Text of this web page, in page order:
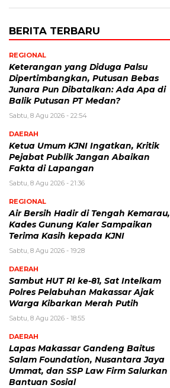
BERITA TERBARU
REGIONAL
Keterangan yang Diduga Palsu
Dipertimbangkan, Putusan Bebas
Junara Pun Dibatalkan: Ada Apa di
Balik Putusan PT Medan?
Sabtu, 8 Agu 2026 - 22:54
DAERAH
Ketua Umum KJNI Ingatkan, Kritik
Pejabat Publik Jangan Abaikan
Fakta di Lapangan
Sabtu, 8 Agu 2026 - 21:36
REGIONAL
Air Bersih Hadir di Tengah Kemarau,
Kades Gunung Kaler Sampaikan
Terima Kasih kepada KJNI
Sabtu, 8 Agu 2026 - 19:28
DAERAH
Sambut HUT RI ke-81, Sat Intelkam
Polres Pelabuhan Makassar Ajak
Warga Kibarkan Merah Putih
Sabtu, 8 Agu 2026 - 18:55
DAERAH
Lapas Makassar Gandeng Baitus
Salam Foundation, Nusantara Jaya
Ummat, dan SSP Law Firm Salurkan
Bantuan Sosial